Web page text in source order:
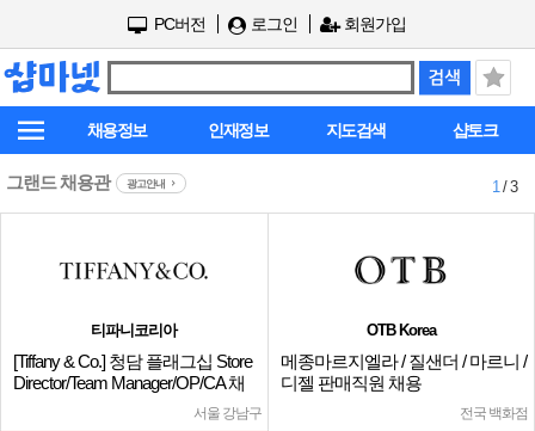
PC버전 로그인 회원가입
채용정보 인재정보 지도검색 샵토크
그랜드 채용관 광고안내 1/ 3
티파니코리아
[Tiffany & Co.] 청담 플래그십 Store
Director/Team Manager/OP/CA 채
서울 강남구
OTB Korea
메종마르지엘라 / 질샌더 / 마르니 /
디젤 판매직원 채용
전국 백화점